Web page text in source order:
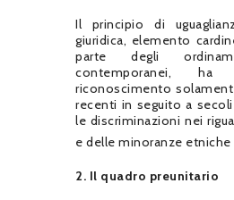
Il principio di
giuridica, elemento
parte degli
contemporanei,
riconoscimento
recenti in seguito a
le discriminazioni nei
e delle minoranze etniche
2. Il quadro preunitario